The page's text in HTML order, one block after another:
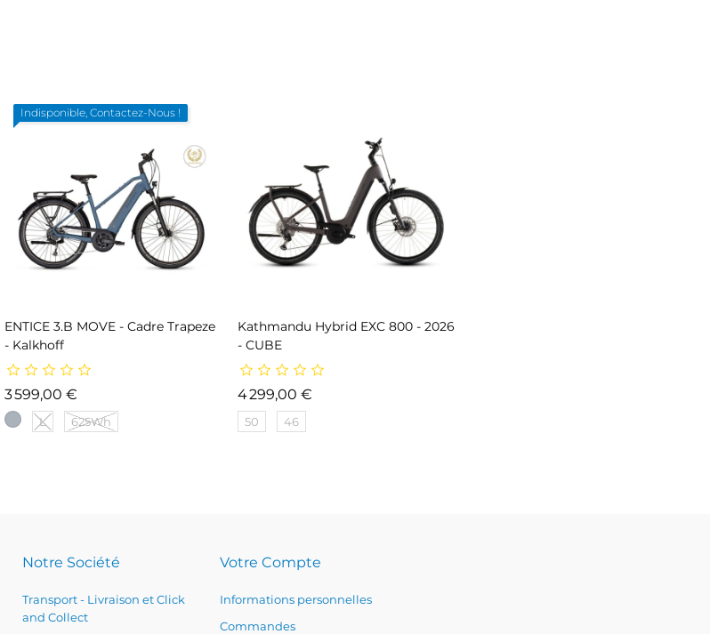
Indisponible, Contactez-Nous !
ENTICE 3.B MOVE - Cadre Trapeze
- Kalkhoff
3 599,00 €Prix
L 625Wh
Kathmandu Hybrid EXC 800 - 2026
- CUBE
4 299,00 €
50 46
Notre Société
Transport - Livraison et Click
and Collect
Votre Compte
Informations personnelles
Commandes